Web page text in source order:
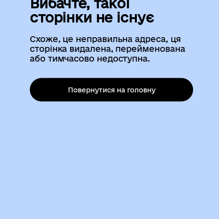
сторінки не існує
Схоже, це неправильна адреса, ця
сторінка видалена, перейменована
або тимчасово недоступна.
Повернутися на головну